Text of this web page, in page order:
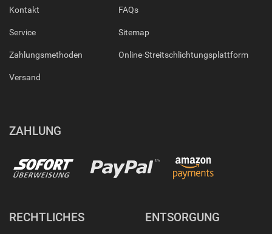
Kontakt
Service
Zahlungsmethoden
Versand
FAQs
Sitemap
Online-Streitschlichtungsplattform
ZAHLUNG
RECHTLICHES ENTSORGUNG